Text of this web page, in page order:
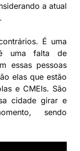
a atual
É uma
é uma falta de
essas pessoas
elas que estão
e CMEIs. São
cidade girar e
sendo